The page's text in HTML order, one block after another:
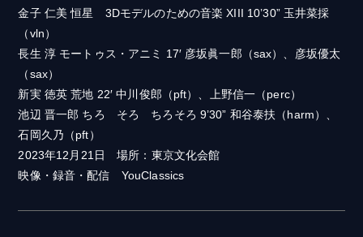
金子 仁美 恒星 3Dモデルのための音楽 XIII 10’30” 玉井菜採
（vln）
長生 淳 モートゥス・アニミ 17′ 彦坂眞一郎（sax）、彦坂優太
（sax）
新実 徳英 荒地 22′ 中川俊郎（pft）、上野信一（perc）
池辺 晋一郎 ちろ そろ ちろそろ 9’30” 和谷泰扶（harm）、
石岡久乃（pft）
2023年12月21日 場所：東京文化会館
映像・録音・配信 YouClassics